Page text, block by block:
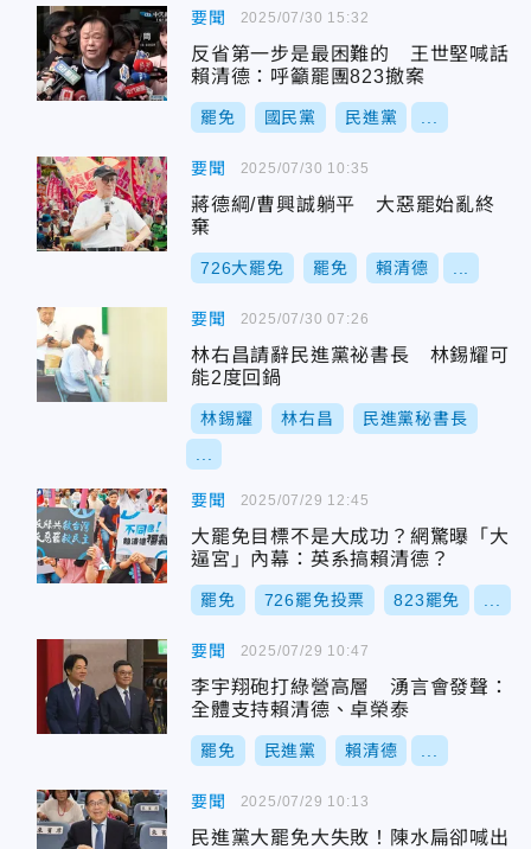
要聞
反省第一步是最困難的 王世堅喊話
賴清德：呼籲罷團823撤案
罷免 國民黨 民進黨
2025/07/30 15:32
要聞
蔣德綱/曹興誠躺平 大惡罷始亂終
棄
726大罷免 罷免 賴清德
2025/07/30 10:35
要聞
林右昌請辭民進黨祕書長 林錫耀可
能2度回鍋
林錫耀 林右昌 民進黨秘書長
2025/07/30 07:26
要聞
大罷免目標不是大成功？網驚曝「大
逼宮」內幕：英系搞賴清德？
罷免 726罷免投票 823罷免
2025/07/29 12:45
要聞
李宇翔砲打綠營高層 湧言會發聲：
全體支持賴清德、卓榮泰
罷免 民進黨 賴清德
2025/07/29 10:47
要聞
民進黨大罷免大失敗！陳水扁卻喊出
2025/07/29 10:13